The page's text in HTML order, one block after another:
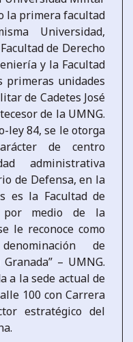
la primera facultad
Universidad,
de Derecho
y la Facultad
primeras unidades
de Cadetes José
de la UMNG.
ley 84, se le otorga
de centro
administrativa
de Defensa, en la
es la Facultad de
por medio de la
le reconoce como
de
– UMNG.
a la sede actual de
100 con Carrera
estratégico del